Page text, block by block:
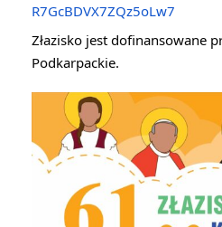
R7GcBDVX7ZQz5oLw7
Złazisko jest dofinansowane
Podkarpackie.